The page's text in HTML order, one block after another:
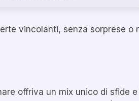
vincolanti, senza sorprese o
offriva un mix unico di sfide e